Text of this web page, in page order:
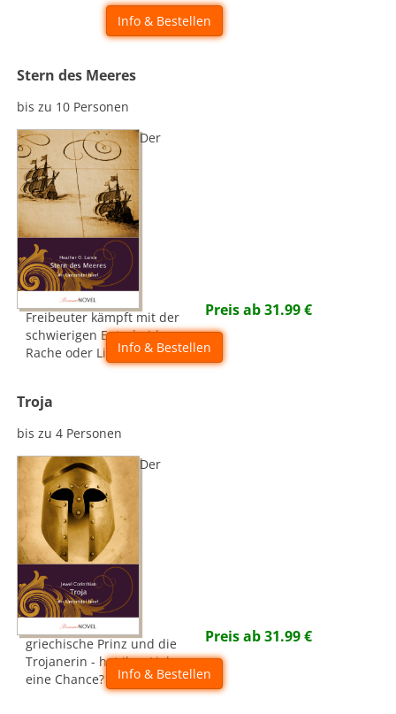
Info & Bestellen
Stern des Meeres
bis zu 10 Personen
Der
Freibeuter kämpft mit der
schwierigen Entscheidung:
Rache oder Liebe...
Preis ab31.99€
Info & Bestellen
Troja
bis zu 4 Personen
Der
griechische Prinz und die
Trojanerin - hat ihre Liebe
eine Chance?
Preis ab31.99€
Info & Bestellen